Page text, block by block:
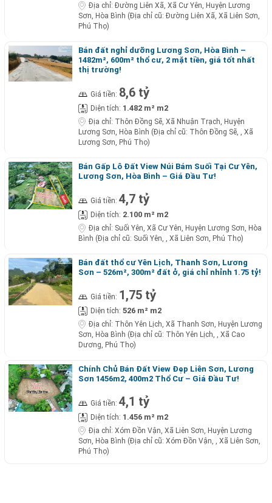
Địa chỉ: Đường Liên Xã, Xã Cư Yên, Huyện Lương
Sơn, Hòa Bình (Địa chỉ cũ: Đường Liên Xã, Xã Liên Sơn,
Phú Thọ)
Bán đất nghỉ dưỡng Lương Sơn, Hòa Bình –
1482m², 600m² thổ cư, 2 mặt tiền, giá tốt nhất
thị trường!
Giá tiền: 8,6 tỷ
Diện tích: 1.482 m² m2
Địa chỉ: Thôn Đồng Sẽ, Xã Nhuận Trạch, Huyện
Lương Sơn, Hòa Bình (Địa chỉ cũ: Thôn Đồng Sẽ, , Xã
Lương Sơn, Phú Thọ)
Bán Gấp Lô Đất View Núi Bám Suối Tại Cư Yên,
Lương Sơn, Hòa Bình – Giá Đầu Tư!
Giá tiền: 4,7 tỷ
Diện tích: 2.100 m² m2
Địa chỉ: Suối Yên, Xã Cư Yên, Huyện Lương Sơn, Hòa
Bình (Địa chỉ cũ: Suối Yên, , Xã Liên Sơn, Phú Thọ)
Bán đất thổ cư Yên Lịch, Thanh Sơn, Lương
Sơn – 526m², 300m² đất ở, giá chỉ nhỉnh 1.75 tỷ!
Giá tiền: 1,75 tỷ
Diện tích: 526 m² m2
Địa chỉ: Thôn Yên Lịch, Xã Thanh Sơn, Huyện Lương
Sơn, Hòa Bình (Địa chỉ cũ: Thôn Yên Lịch, , Xã Cao
Dương, Phú Thọ)
Chính Chủ Bán Đất View Đẹp Liên Sơn, Lương
Sơn 1456m2, 400m2 Thổ Cư – Giá Đầu Tư!
Giá tiền: 4,1 tỷ
Diện tích: 1.456 m² m2
Địa chỉ: Xóm Đồn Vận, Xã Liên Sơn, Huyện Lương
Sơn, Hòa Bình (Địa chỉ cũ: Xóm Đồn Vận, , Xã Liên Sơn,
Phú Thọ)